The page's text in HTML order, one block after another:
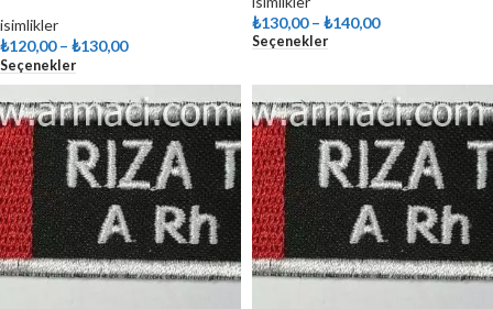
isimlikler
₺120,00 – ₺130,00
Seçenekler
₺130,00 – ₺140,00
Seçenekler